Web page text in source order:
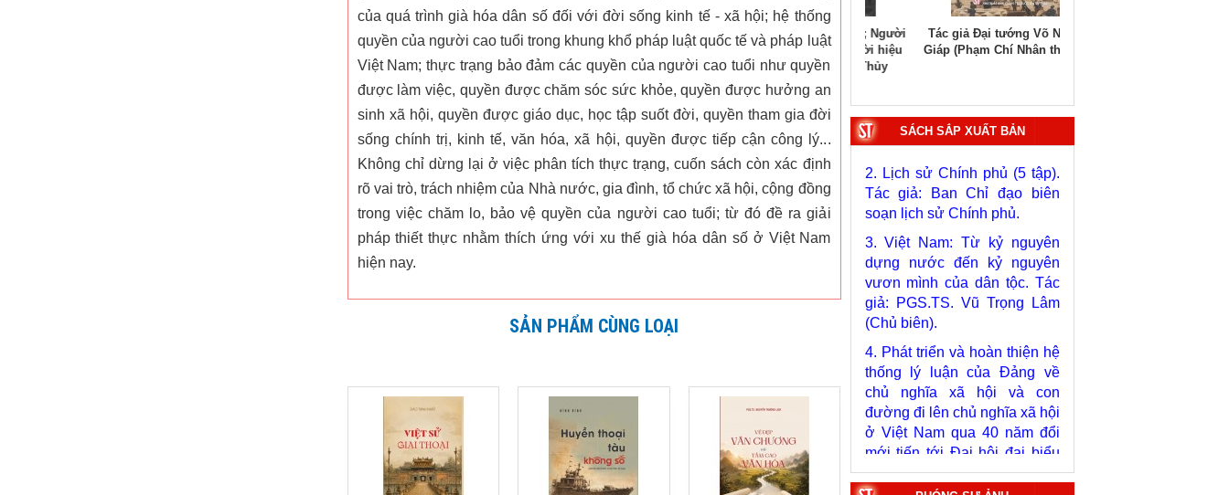
của quá trình già hóa dân số đối với đời sống kinh tế - xã hội; hệ thống
quyền của người cao tuổi trong khung khổ pháp luật quốc tế và pháp luật
Việt Nam; thực trạng bảo đảm các quyền của người cao tuổi như quyền
được làm việc, quyền được chăm sóc sức khỏe, quyền được hưởng an
sinh xã hội, quyền được giáo dục, học tập suốt đời, quyền tham gia đời
sống chính trị, kinh tế, văn hóa, xã hội, quyền được tiếp cận công lý...
Không chỉ dừng lại ở việc phân tích thực trạng, cuốn sách còn xác định
rõ vai trò, trách nhiệm của Nhà nước, gia đình, tổ chức xã hội, cộng đồng
trong việc chăm lo, bảo vệ quyền của người cao tuổi; từ đó đề ra giải
pháp thiết thực nhằm thích ứng với xu thế già hóa dân số ở Việt Nam
hiện nay.
SẢN PHẨM CÙNG LOẠI
Tác giả Nguyễn Văn Linh Tác giả Đào Trinh Nhất
Tác giả Général Catroux; Người
dịch: Mai Yên Thi; Người hiệu
đính: Trịnh Thị Thu Thủy
Tác giả Đại tướng Võ Nguyên
Giáp (Phạm Chí Nhân thể hiện)
PGS.TS. Vũ Trọng Lâm
SÁCH SẮP XUẤT BẢN
2. Lịch sử Chính phủ (5 tập).
soạn lịch sử Chính phủ.
3. Việt Nam: Từ kỷ nguyên
vươn mình của dân tộc. Tác
giả: PGS.TS. Vũ Trọng Lâm
(Chủ biên).
4. Phát triển và hoàn thiện hệ
chủ nghĩa xã hội và con
đường đi lên chủ nghĩa xã hội
ở Việt Nam qua 40 năm đổi
mới tiến tới Đại hội đại biểu
toàn quốc lần thứ XIV. Tác
(Chủ biên).